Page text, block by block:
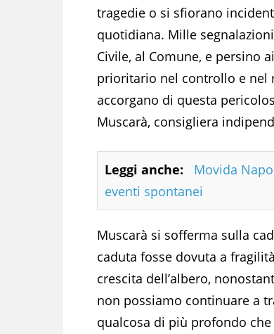
tragedie o si sfiorano
quotidiana. Mille
Civile, al Comune, e persino
prioritario nel controllo e nel
accorgano di questa
Muscarà, consigliera
Leggi anche:
Movida
eventi spontanei
Muscarà si sofferma sulla
caduta fosse dovuta a
crescita dell’albero,
non possiamo continuare a
qualcosa di più profondo